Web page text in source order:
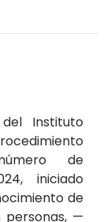
Instituto
de
iniciado
de
personas, —